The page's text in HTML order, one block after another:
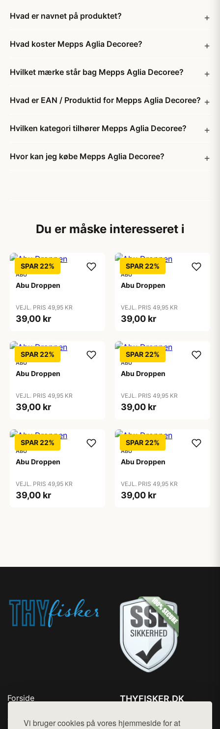
Vi bruger cookies på vores hjemmeside for at
Hvad er navnet på produktet?
Hvad koster Mepps Aglia Decoree?
Hvilket mærke står bag Mepps Aglia Decoree?
Hvad er EAN / Produktid for Mepps Aglia Decoree?
Hvilken kategori tilhører Mepps Aglia Decoree?
Hvor kan jeg købe Mepps Aglia Decoree?
Du er måske interesseret i
SPAR 22%
ABU
Abu Droppen
VEJL. PRIS 49,95 KR
39,00 kr
SPAR 22%
ABU
Abu Droppen
VEJL. PRIS 49,95 KR
39,00 kr
SPAR 22%
ABU
Abu Droppen
VEJL. PRIS 49,95 KR
39,00 kr
SPAR 22%
ABU
Abu Droppen
VEJL. PRIS 49,95 KR
39,00 kr
SPAR 22%
ABU
Abu Droppen
VEJL. PRIS 49,95 KR
39,00 kr
SPAR 22%
ABU
Abu Droppen
VEJL. PRIS 49,95 KR
39,00 kr
Forside
Top Rabatter
THYFISKER.DK